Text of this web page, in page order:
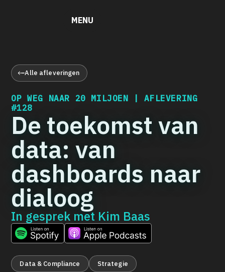
MENU
Alle afleveringen
OP WEG NAAR 20 MILJOEN | AFLEVERING
#128
De toekomst van
data: van
dashboards naar
dialoog
In gesprek met Kim Baas
Data & Compliance Strategie